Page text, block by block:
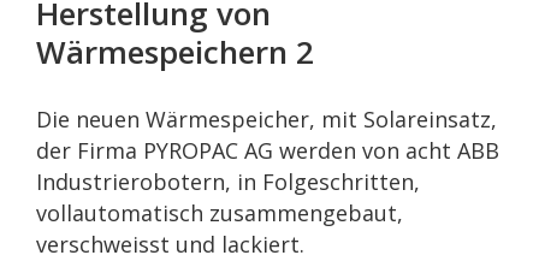
Herstellung von
Wärmespeichern 2
Die neuen Wärmespeicher, mit Solareinsatz,
der Firma PYROPAC AG werden von acht ABB
Industrierobotern, in Folgeschritten,
vollautomatisch zusammengebaut,
verschweisst und lackiert.